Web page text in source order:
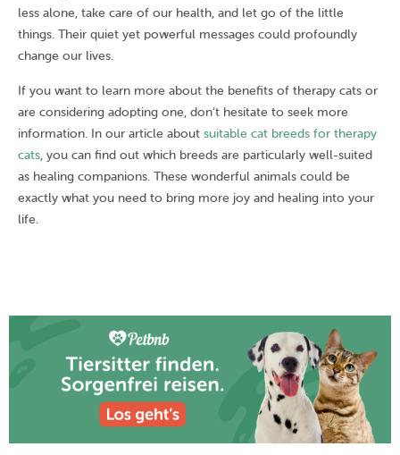
less alone, take care of our health, and let go of the little
things. Their quiet yet powerful messages could profoundly
change our lives.
If you want to learn more about the benefits of therapy cats or
are considering adopting one, don’t hesitate to seek more
information. In our article about suitable cat breeds for therapy
cats , you can find out which breeds are particularly well-suited
as healing companions. These wonderful animals could be
exactly what you need to bring more joy and healing into your
life.